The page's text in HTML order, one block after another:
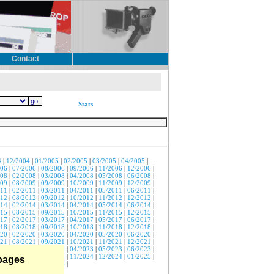
Contact
Stats
| 12/2004 | 01/2005 | 02/2005 | 03/2005 | 04/2005 |
| 07/2006 | 08/2006 | 09/2006 | 11/2006 | 12/2006 |
| 02/2008 | 03/2008 | 04/2008 | 05/2008 | 06/2008 |
| 08/2009 | 09/2009 | 10/2009 | 11/2009 | 12/2009 |
| 02/2011 | 03/2011 | 04/2011 | 05/2011 | 06/2011 |
| 08/2012 | 09/2012 | 10/2012 | 11/2012 | 12/2012 |
| 02/2014 | 03/2014 | 04/2014 | 05/2014 | 06/2014 |
| 08/2015 | 09/2015 | 10/2015 | 11/2015 | 12/2015 |
| 02/2017 | 03/2017 | 04/2017 | 05/2017 | 06/2017 |
| 08/2018 | 09/2018 | 10/2018 | 11/2018 | 12/2018 |
| 02/2020 | 03/2020 | 04/2020 | 05/2020 | 06/2020 |
| 08/2021 | 09/2021 | 10/2021 | 11/2021 | 12/2021 |
03/2023 | 04/2023 | 05/2023 | 06/2023 |
|09/2024 10/2024 | 11/2024 | 12/2024 | 01/2025 |
|05/2026 07/2026 |